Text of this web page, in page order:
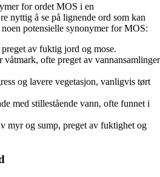
for ordet MOS i en
nyttig å se på lignende ord som kan
potensielle synonymer for MOS:
av fuktig jord og mose.
våtmark, ofte preget av vannansamlinger
og lavere vegetasjon, vanligvis tørt
med stillestående vann, ofte funnet i
myr og sump, preget av fuktighet og